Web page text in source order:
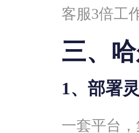
客服3倍工
三、
1、部署
一套平台